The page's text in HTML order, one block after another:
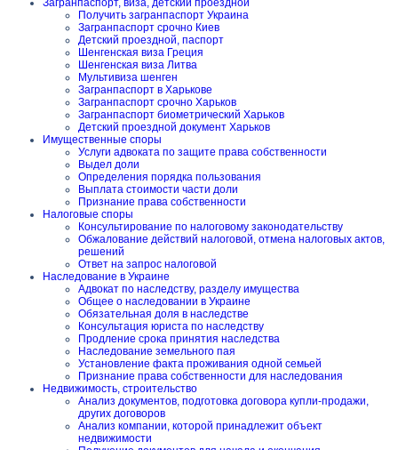
Загранпаспорт, виза, детский проездной
Получить загранпаспорт Украина
Загранпаспорт срочно Киев
Детский проездной, паспорт
Шенгенская виза Греция
Шенгенская виза Литва
Мультивиза шенген
Загранпаспорт в Харькове
Загранпаспорт срочно Харьков
Загранпаспорт биометрический Харьков
Детский проездной документ Харьков
Имущественные споры
Услуги адвоката по защите права собственности
Выдел доли
Определения порядка пользования
Выплата стоимости части доли
Признание права собственности
Налоговые споры
Консультирование по налоговому законодательству
Обжалование действий налоговой, отмена налоговых актов,
решений
Ответ на запрос налоговой
Наследование в Украине
Адвокат по наследству, разделу имущества
Общее о наследовании в Украине
Обязательная доля в наследстве
Консультация юриста по наследству
Продление срока принятия наследства
Наследование земельного пая
Установление факта проживания одной семьей
Признание права собственности для наследования
Недвижимость, строительство
Анализ документов, подготовка договора купли-продажи,
других договоров
Анализ компании, которой принадлежит объект
недвижимости